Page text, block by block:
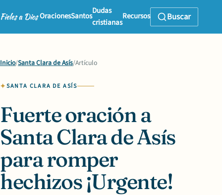
OracionesSantos
Dudas
cristianas
Recursos Buscar
Inicio/Santa Clara de Asís/Artículo
SANTA CLARA DE ASÍS
Fuerte oración a
Santa Clara de Asís
para romper
hechizos ¡Urgente!